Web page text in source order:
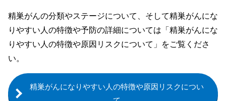
精巣がんの分類やステージについて、そして精巣がんにな
りやすい人の特徴や予防の詳細については「精巣がんにな
りやすい人の特徴や原因リスクについて」をご覧くださ
い。
精巣がんになりやすい人の特徴や原因リスクについ